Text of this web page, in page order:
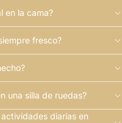
en la cama?
fresco?
una silla de ruedas?
diarias en